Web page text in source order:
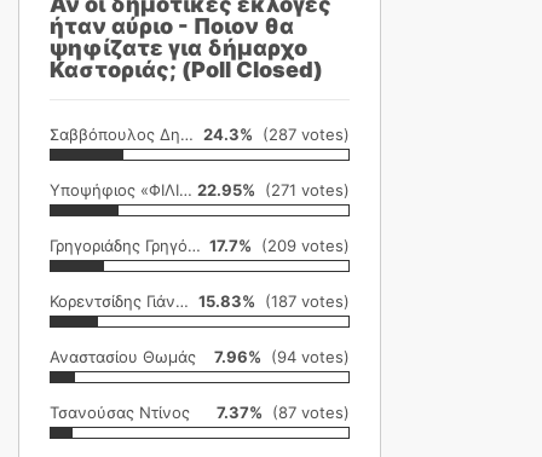
ήταν αύριο - Ποιον θα
ψηφίζατε για δήμαρχο
Καστοριάς; (Poll Closed)
Σαββόπουλος Δημήτρης 24.3% (287 votes)
Υποψήφιος «ΦΙΛΙΚΗ ΕΤΑΙΡΕΙΑ» 22.95% (271 votes)
Γρηγοριάδης Γρηγόρης 17.7% (209 votes)
Κορεντσίδης Γιάννης 15.83% (187 votes)
Αναστασίου Θωμάς 7.96% (94 votes)
Τσανούσας Ντίνος 7.37% (87 votes)